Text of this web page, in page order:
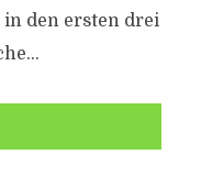
in den ersten drei